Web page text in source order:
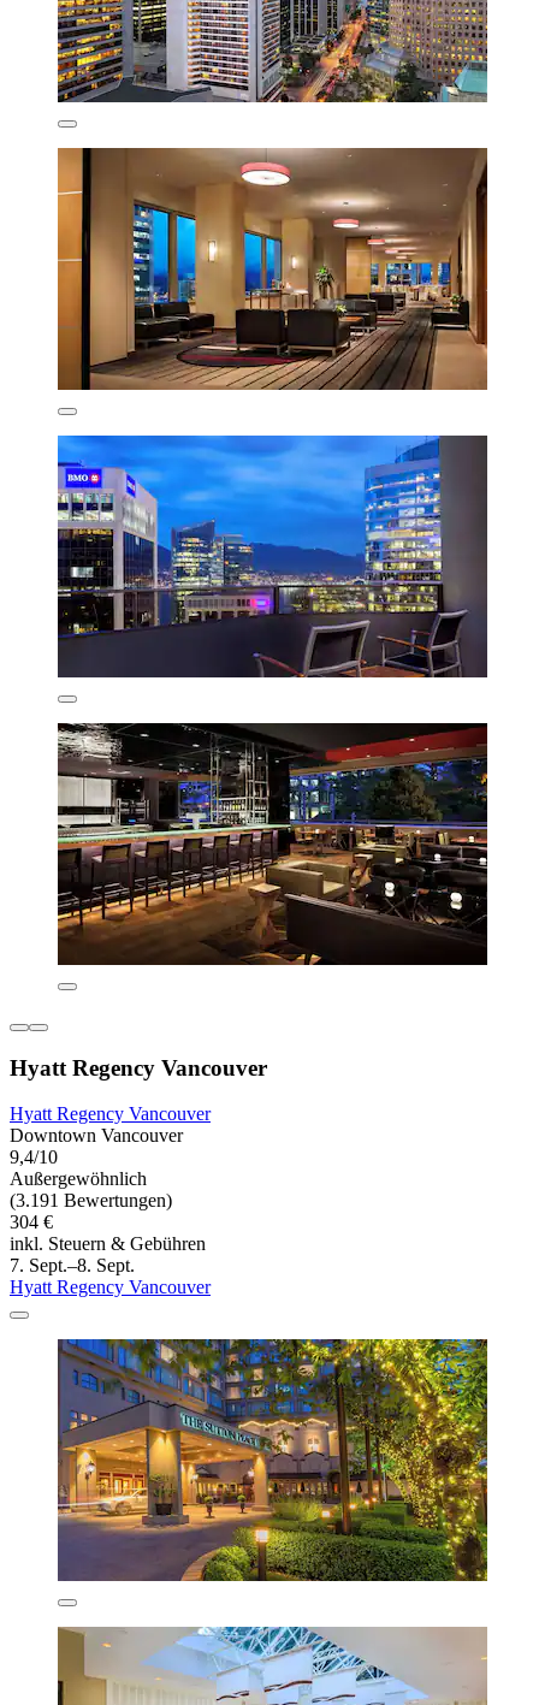
Hyatt Regency Vancouver
Hyatt Regency Vancouver
Downtown Vancouver
9,4/10
Außergewöhnlich
(3.191 Bewertungen)
304 €
inkl. Steuern & Gebühren
7. Sept.–8. Sept.
Hyatt Regency Vancouver